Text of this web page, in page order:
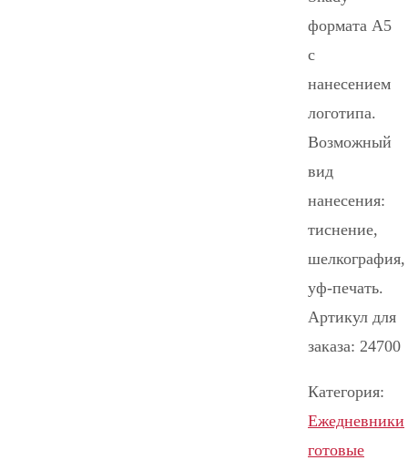
формата А5
с
нанесением
логотипа.
Возможный
вид
нанесения:
тиснение,
шелкография,
уф-печать.
Артикул для
заказа: 24700
Категория:
Ежедневники
готовые